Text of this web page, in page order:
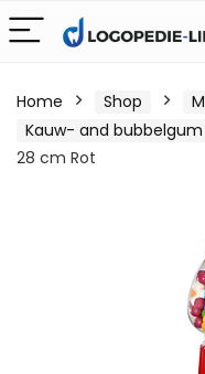
Home Shop
Kauw- and bubbelgum
28 cm Rot